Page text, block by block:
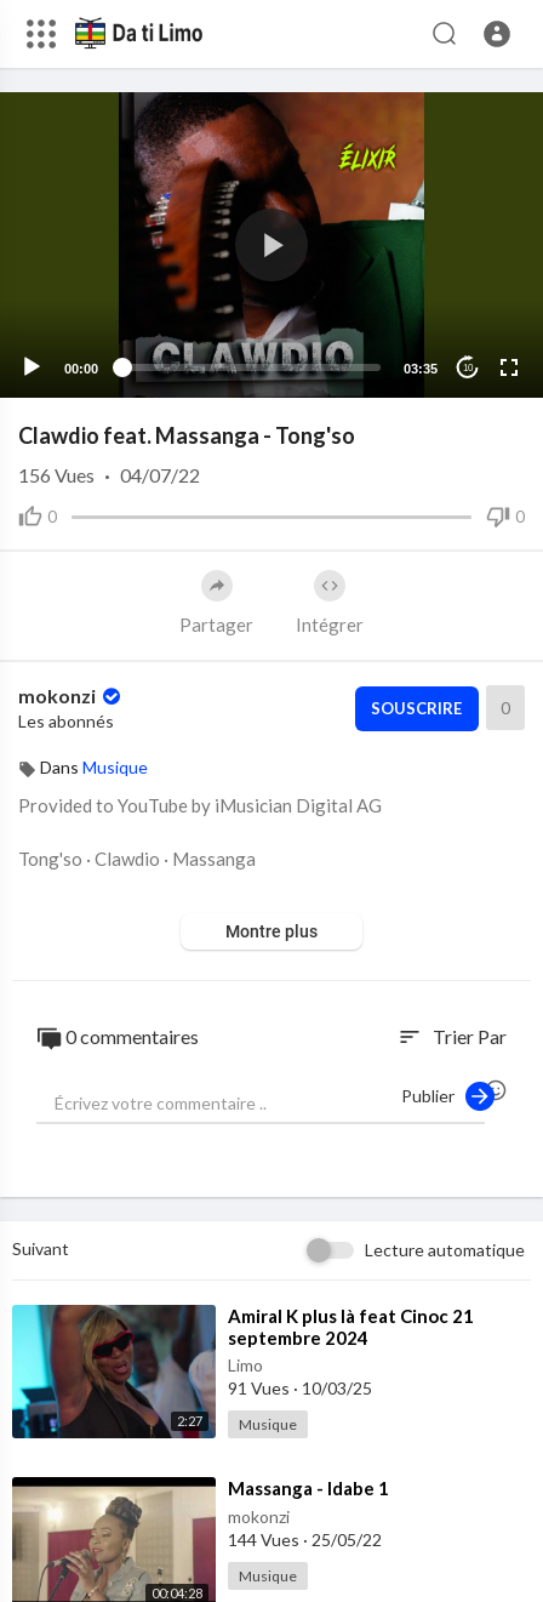
00:00 03:35 10
Clawdio feat. Massanga - Tong'so
0 0
156 Vues · 04/07/22
Partager Intégrer
mokonzi
Les abonnés
SOUSCRIRE 0
Dans Musique
Provided to YouTube by iMusician Digital AG
Tong'so · Clawdio · Massanga
Montre plus
0 commentaires sort Trier Par
Publier
Suivant Lecture automatique
2:27
⁣Amiral K plus là feat Cinoc 21
septembre 2024
Limo
91 Vues · 10/03/25
Musique
00:04:28
⁣Massanga - Idabe 1
mokonzi
144 Vues · 25/05/22
Musique